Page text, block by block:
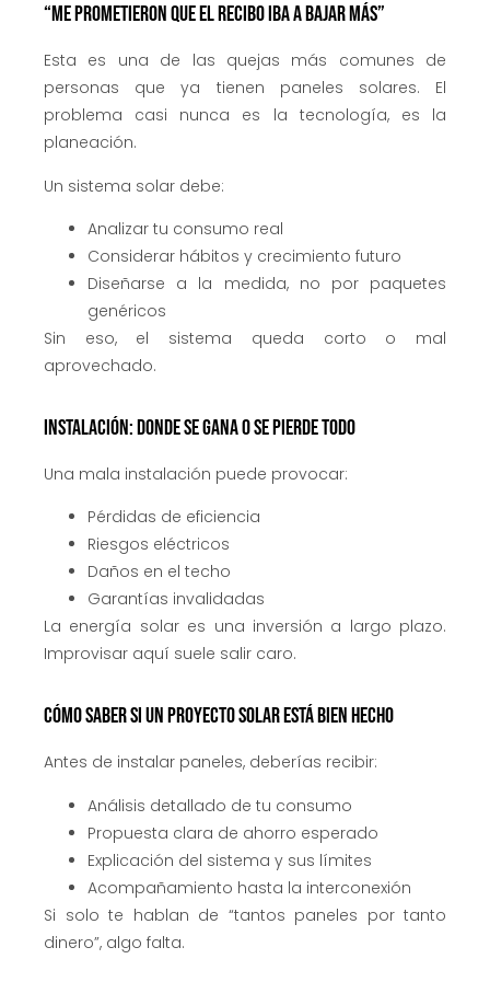
“Me prometieron que el recibo iba a bajar más”
Esta es una de las quejas más comunes de
personas que ya tienen paneles solares. El
problema casi nunca es la tecnología, es la
planeación.
Un sistema solar debe:
Analizar tu consumo real
Considerar hábitos y crecimiento futuro
Diseñarse a la medida, no por paquetes
genéricos
Sin eso, el sistema queda corto o mal
aprovechado.
Instalación: donde se gana o se pierde todo
Una mala instalación puede provocar:
Pérdidas de eficiencia
Riesgos eléctricos
Daños en el techo
Garantías invalidadas
La energía solar es una inversión a largo plazo.
Improvisar aquí suele salir caro.
Cómo saber si un proyecto solar está bien hecho
Antes de instalar paneles, deberías recibir:
Análisis detallado de tu consumo
Propuesta clara de ahorro esperado
Explicación del sistema y sus límites
Acompañamiento hasta la interconexión
Si solo te hablan de “tantos paneles por tanto
dinero”, algo falta.